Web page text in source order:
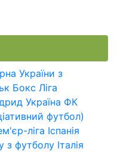
України з
Бокс Ліга
Україна ФК
футбол)
ліга Іспанія
з футболу Італія